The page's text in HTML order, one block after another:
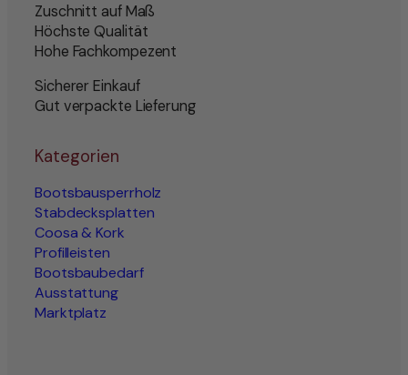
Zuschnitt auf Maß
Höchste Qualität
Hohe Fachkompezent
Sicherer Einkauf
Gut verpackte Lieferung
Kategorien
Bootsbausperrholz
Stabdecksplatten
Coosa & Kork
Profilleisten
Bootsbaubedarf
Ausstattung
Marktplatz